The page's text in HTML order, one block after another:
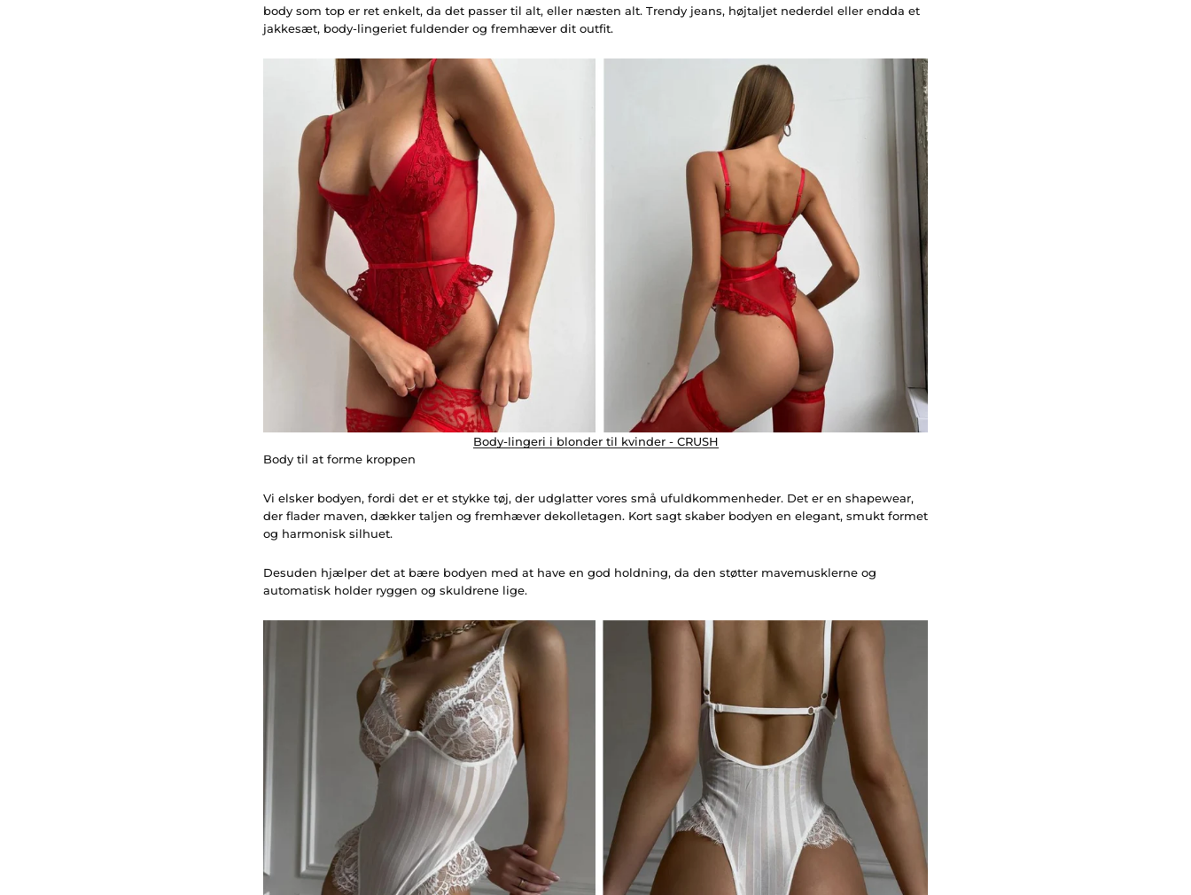
body som top er ret enkelt, da det passer til alt, eller næsten alt. Trendy jeans, højtaljet nederdel eller endda et
jakkesæt, body-lingeriet fuldender og fremhæver dit outfit.
Body-lingeri i blonder til kvinder - CRUSH
Body til at forme kroppen
Vi elsker bodyen, fordi det er et stykke tøj, der udglatter vores små ufuldkommenheder. Det er en shapewear,
der flader maven, dækker taljen og fremhæver dekolletagen. Kort sagt skaber bodyen en elegant, smukt formet
og harmonisk silhuet.
Desuden hjælper det at bære bodyen med at have en god holdning, da den støtter mavemusklerne og
automatisk holder ryggen og skuldrene lige.